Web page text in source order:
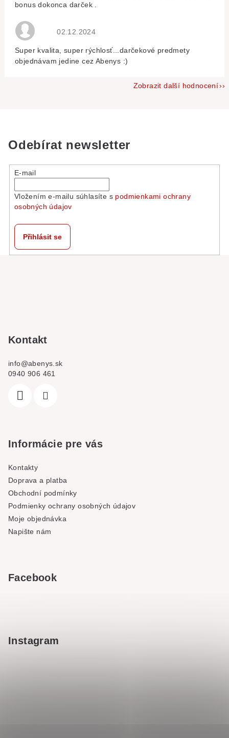
bonus dokonca darček .
Hodnocení obchodu je 5 z 5 hvězdiček.
02.12.2024
Super kvalita, super rýchlosť...darčekové predmety
objednávam jedine cez Abenys :)
Zobrazit další hodnocení
Odebírat newsletter
E-mail
Vložením e-mailu súhlasíte s podmienkami ochrany
osobných údajov
Přihlásit se
Kontakt
info@abenys.sk
0940 906 461
Informácie pre vás
Kontakty
Doprava a platba
Obchodní podmínky
Podmienky ochrany osobných údajov
Moje objednávka
Napište nám
Facebook
Instagram